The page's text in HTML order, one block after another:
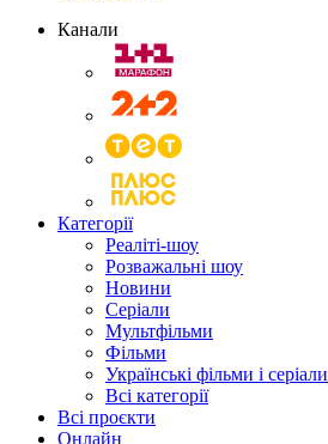
Канали
Категорії
Реаліті-шоу
Розважальні шоу
Новини
Серіали
Мультфільми
Фільми
Українські фільми і серіали
Всі категорії
Всі проєкти
Онлайн